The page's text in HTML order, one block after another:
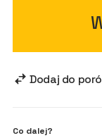
Dodaj do
Co dalej?